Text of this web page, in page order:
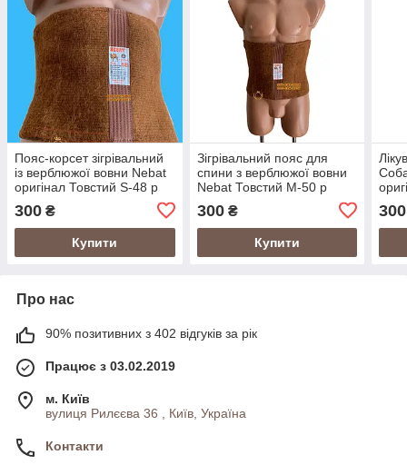
Пояс-корсет зігрівальний
із верблюжої вовни Nebat
оригінал Товстий S-48 р
300 ₴
Купити
Зігрівальний пояс для
спини з верблюжої вовни
Nebat Товстий M-50 р
300₴
Купити
300
Про нас
90% позитивних з 402 відгуків за рік
Працює з 03.02.2019
м. Київ
вулиця Рилєєва 36 , Київ, Україна
Контакти